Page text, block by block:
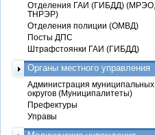
Отделения ГАИ (ГИБДД) (МРЭО,
ТНРЭР)
Отделения полиции (ОМВД)
Посты ДПС
Штрафстоянки ГАИ (ГИБДД)
Органы местного управления
Администрация муниципальных
округов (Муниципалитеты)
Префектуры
Управы